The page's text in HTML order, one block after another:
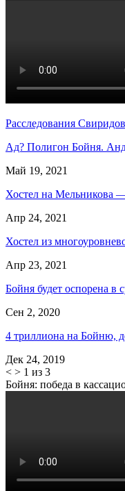
Расследования
Ад? Полигон Бойня.
Май 19, 2021
Хостел на Мельникова
Апр 24, 2021
Хостел из
Апр 23, 2021
Бойня будет оспорена в
Сен 2, 2020
4 триллиона на Бойню,
Дек 24, 2019
< > 1 из 3
Бойня: победа в